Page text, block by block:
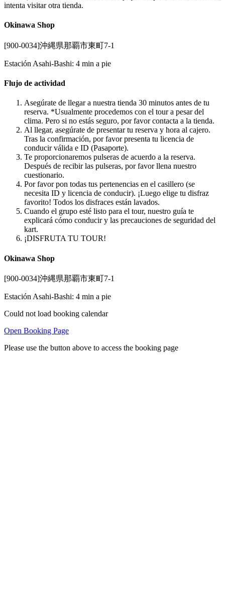
intenta visitar otra tienda.
Okinawa Shop
[900-0034]沖縄県那覇市東町7-1
Estación Asahi-Bashi: 4 min a pie
Flujo de actividad
Asegúrate de llegar a nuestra tienda 30 minutos antes de tu
reserva. *Usualmente procedemos con el tour a pesar del
clima. Pero si no estás seguro, por favor contacta a la tienda.
Al llegar, asegúrate de presentar tu reserva y hora al cajero.
Tras la confirmación, por favor presenta tu licencia de
conducir válida e ID (Pasaporte).
Te proporcionaremos pulseras de acuerdo a la reserva.
Después de recibir las pulseras, por favor llena nuestro
cuestionario.
Por favor pon todas tus pertenencias en el casillero (se
necesita ID y licencia de conducir). ¡Luego elige tu disfraz
favorito! Todos los disfraces están lavados.
Cuando el grupo esté listo para el tour, nuestro guía te
explicará cómo conducir y las precauciones de seguridad del
kart.
¡DISFRUTA TU TOUR!
Okinawa Shop
[900-0034]沖縄県那覇市東町7-1
Estación Asahi-Bashi: 4 min a pie
Could not load booking calendar
Open Booking Page
Please use the button above to access the booking page